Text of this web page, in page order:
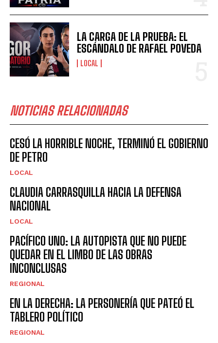
LA CARGA DE LA PRUEBA: EL
ESCÁNDALO DE RAFAEL POVEDA
LOCAL
NOTICIAS RELACIONADAS
CESÓ LA HORRIBLE NOCHE, TERMINÓ EL GOBIERNO
DE PETRO
LOCAL
CLAUDIA CARRASQUILLA HACIA LA DEFENSA
NACIONAL
LOCAL
PACÍFICO UNO: LA AUTOPISTA QUE NO PUEDE
QUEDAR EN EL LIMBO DE LAS OBRAS
INCONCLUSAS
REGIONAL
EN LA DERECHA: LA PERSONERÍA QUE PATEÓ EL
TABLERO POLÍTICO
REGIONAL